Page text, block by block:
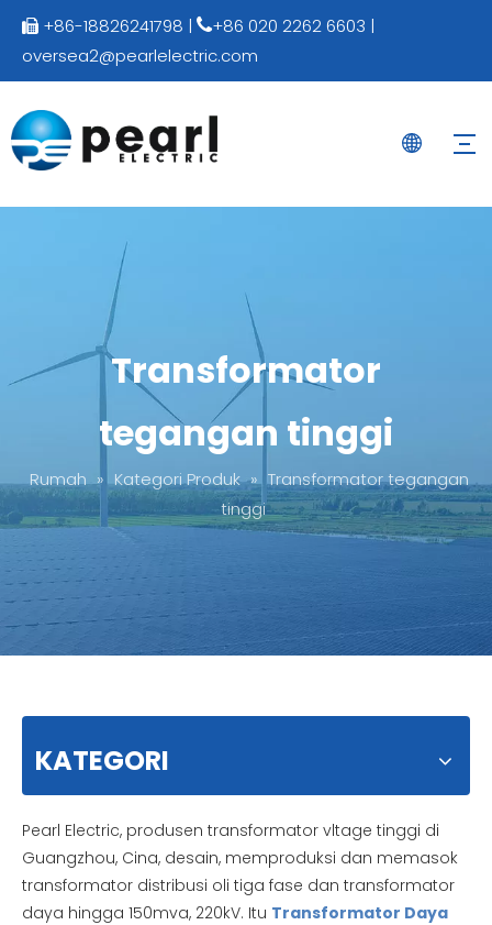
 +86-18826241798 | +86 020 2262 6603 |
oversea2@pearlelectric.com
Transformator
tegangan tinggi
Rumah » Kategori Produk » Transformator tegangan
tinggi
KATEGORI
Pearl Electric, produsen transformator vltage tinggi di
Guangzhou, Cina, desain, memproduksi dan memasok
transformator distribusi oli tiga fase dan transformator
daya hingga 150mva, 220kV. Itu Transformator Daya